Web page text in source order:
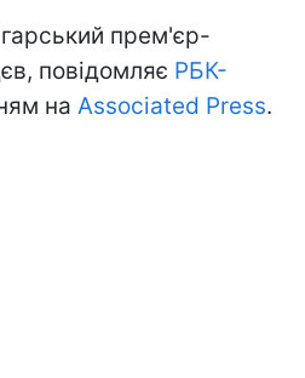
прем'єр-
повідомляє РБК-
на Associated Press.